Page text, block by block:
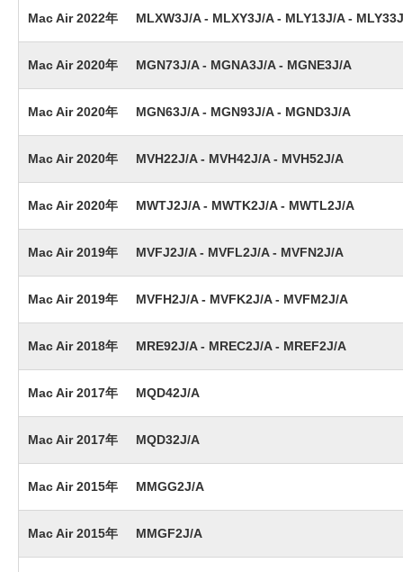
Mac Air 2022年 MLXW3J/A - MLXY3J/A - MLY13J/A -
Mac Air 2020年 MGN73J/A - MGNA3J/A - MGNE3J/A
Mac Air 2020年 MGN63J/A - MGN93J/A - MGND3J/A
Mac Air 2020年 MVH22J/A - MVH42J/A - MVH52J/A
Mac Air 2020年 MWTJ2J/A - MWTK2J/A - MWTL2J/A
Mac Air 2019年 MVFJ2J/A - MVFL2J/A - MVFN2J/A
Mac Air 2019年 MVFH2J/A - MVFK2J/A - MVFM2J/A
Mac Air 2018年 MRE92J/A - MREC2J/A - MREF2J/A
Mac Air 2017年 MQD42J/A
Mac Air 2017年 MQD32J/A
Mac Air 2015年 MMGG2J/A
Mac Air 2015年 MMGF2J/A